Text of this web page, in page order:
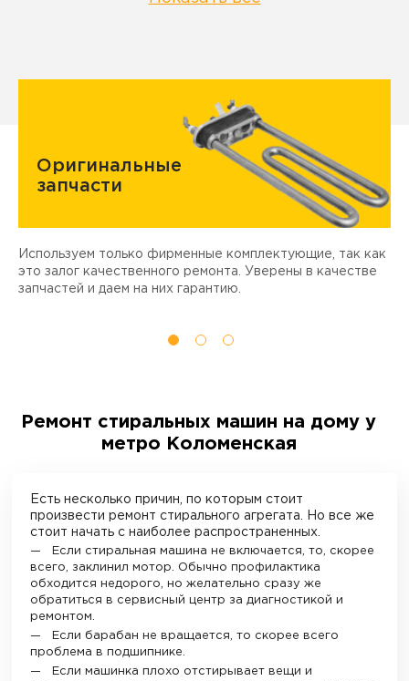
Оригинальные
запчасти
Используем только фирменные комплектующие, так как
это залог качественного ремонта. Уверены в качестве
запчастей и даем на них гарантию.
Ремонт стиральных машин на дому у
метро Коломенская
Есть несколько причин, по которым стоит
произвести ремонт стирального агрегата. Но все же
стоит начать с наиболее распространенных.
Если стиральная машина не включается, то, скорее
всего, заклинил мотор. Обычно профилактика
обходится недорого, но желательно сразу же
обратиться в сервисный центр за диагностикой и
ремонтом.
Если барабан не вращается, то скорее всего
проблема в подшипнике.
Если машинка плохо отстирывает вещи и